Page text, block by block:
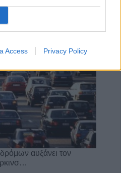
Access Privacy Policy
αυξάνει τον